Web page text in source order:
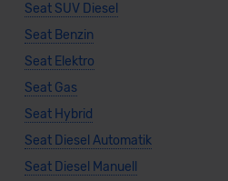
Seat SUV Diesel
Seat Benzin
Seat Elektro
Seat Gas
Seat Hybrid
Seat Diesel Automatik
Seat Diesel Manuell